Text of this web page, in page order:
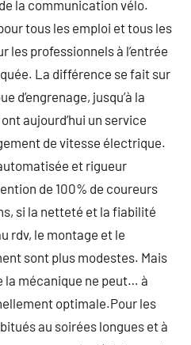
la communication vélo.
tous les emploi et tous les
les professionnels à l’entrée
La différence se fait sur
d’engrenage, jusqu’à la
aujourd’hui un service
de vitesse électrique.
et rigueur
de 100% de coureurs
si la netteté et la fiabilité
rdv, le montage et le
sont plus modestes. Mais
la mécanique ne peut… à
optimale.Pour les
au soirées longues et à